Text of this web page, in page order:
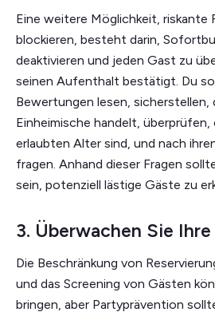
Eine weitere Möglichkeit, riskante
blockieren, besteht darin,
deaktivieren und jeden Gast zu
seinen Aufenthalt bestätigt. Du
Bewertungen lesen, sicherstellen,
Einheimische handelt, überprüfen,
erlaubten Alter sind, und nach
fragen. Anhand dieser Fragen
sein, potenziell lästige Gäste zu
3. Überwachen Sie
Die Beschränkung von
und das Screening von Gästen
bringen, aber Partyprävention